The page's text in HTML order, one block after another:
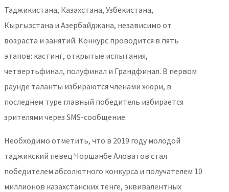
Таджикистана, Казахстана, Узбекистана,
Кыргызстана и Азербайджана, независимо от
возраста и занятий. Конкурс проводится в пять
этапов: кастинг, открытые испытания,
четвертьфинал, полуфинал и Грандфинал. В первом
раунде таланты избираются членами жюри, в
последнем туре главный победитель избирается
зрителями через SMS-сообщение.
Необходимо отметить, что в 2019 году молодой
таджикский певец Чоршанбе Аловатов стал
победителем абсолютного конкурса и получателем 10
миллионов казахстанских тенге, эквивалентных